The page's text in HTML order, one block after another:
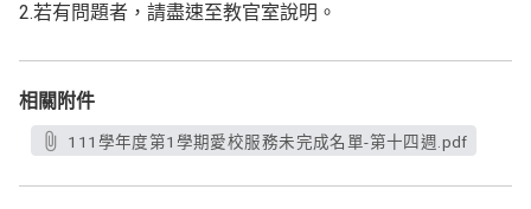
2.若有問題者，請盡速至教官室說明。
相關附件
111學年度第1學期愛校服務未完成名單-第十四週.pdf